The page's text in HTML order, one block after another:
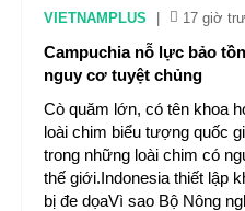
VIETNAMPLUS 17 giờ
Campuchia nỗ lực bảo
nguy cơ tuyệt chủng
Cò quăm lớn, có tên khoa
loài chim biểu tượng quốc
trong những loài chim có
thế giới.Indonesia thiết lập
bị đe dọaVì sao Bộ Nông